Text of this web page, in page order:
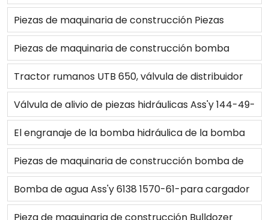
hidráulicas 6127-61-1008 Bomba de agua Ass'y
para Bulldozer
Piezas de maquinaria de construcción Piezas
hidráulicas Bomba de aceite Ass'y 6620-51-1020
para Bulldozer
Piezas de maquinaria de construcción bomba
principal hidráulica 705-11-36100 para cargador
540/3/545/540B/-1
Tractor rumanos UTB 650, válvula de distribuidor
38.33.036, piezas hidráulicas de maquinaria
agrícola
Válvula de alivio de piezas hidráulicas Ass'y 144-49-
16102 para Bulldozer
El engranaje de la bomba hidráulica de la bomba
de A25XP4MS 8280040 para Tractor FIAT
474/550/ 580/ 600/ 640/ 650/ 680/750/ 780/
880 / 980
Piezas de maquinaria de construcción bomba de
barrido 175-13-23500 para bulldozer
Bomba de agua Ass'y 6138 1570-61-para cargador
de carga